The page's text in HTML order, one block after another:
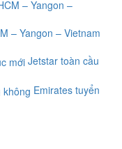
– Yangon – Vietnam
Jetstar toàn cầu
Emirates tuyển